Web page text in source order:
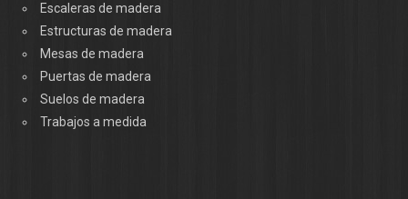
Escaleras de madera
Estructuras de madera
Mesas de madera
Puertas de madera
Suelos de madera
Trabajos a medida